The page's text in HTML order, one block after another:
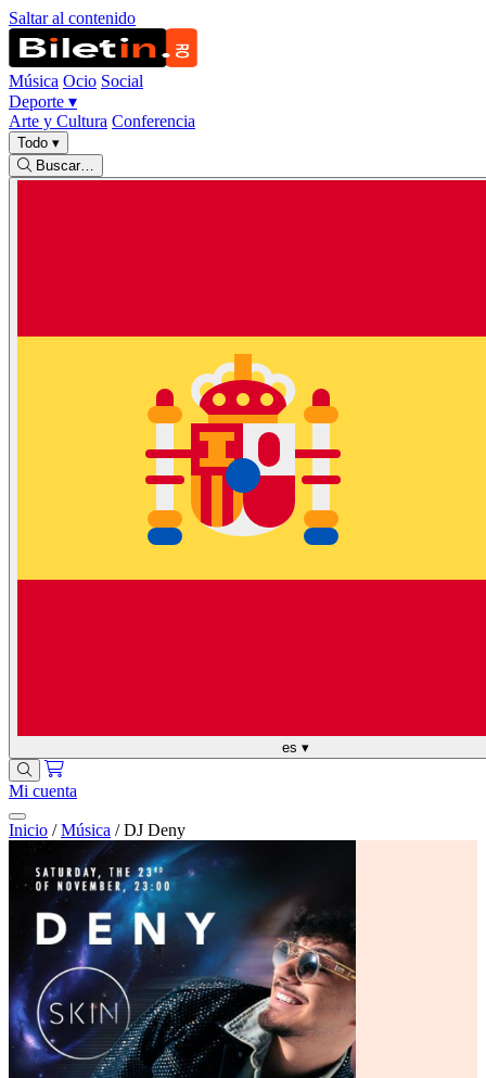
Saltar al contenido
Música Ocio Social
Deporte ▾
Arte y Cultura Conferencia
Todo ▾
Buscar…
es ▾
Mi cuenta
Inicio / Música / DJ Deny